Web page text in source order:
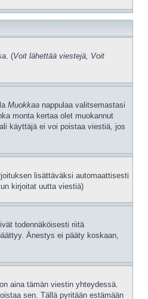
(Voit lähettää viestejä, Voit
Muokkaa nappulaa valitsemastasi
monta kertaa olet muokannut
käyttäjä ei voi poistaa viestiä, jos
lisättäväksi automaattisesti
kirjoitat uutta viestiä)
todennäköisesti riitä
Änestys ei pääty koskaan,
aina tämän viestin yhteydessä.
sen. Tällä pyritään estämään